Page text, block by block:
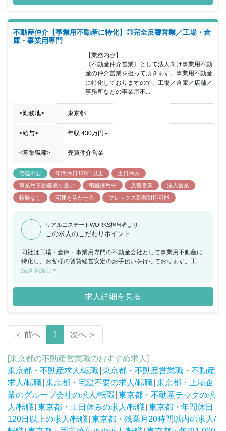
し、さらなる成長に向けてご活躍いただける方を歓迎いたします。
せ頂いたお客様へのアポイント取得までをお任せし、あとは先輩・
上司のサポートを受けながら業務を覚えていただきます。経験者の
ある方は、思う存分にスキルを発揮できる環境をご用意し、入社時
点から重要ポジションをお任せすることも可能です。同社ならでは
の仕事の喜びを、ぜひ味わってください。
不動産仲介【事業用不動産に特化】◎完全反響営業／工場・倉
庫・事業用専門
【業務内容】
《不動産仲介営業》として法人向け事業用不動
産の仲介営業を担って頂きます。事業用不動産
に特化しておりますので、工場／倉庫／店舗／
事務所などの事業用不...
<勤務地> 東京都
<給与> 年収 430万円 ～
<募集職種> 売買仲介営業
宅建不要 年間休日120日以上
土日休み
事業用不動産取り扱い
積極採用中 反響営業
法人営業
転勤なし
宅建を活かせる フレックス勤務対応可能
リアルエステートWORKS担当者より
この求人のこだわりポイント
同社は工場・倉庫・事業用専門の不動産会社として事業用不動産に
特化し、お客様の賃貸経営安定のお手伝いを行っております。工
場・倉庫・事業用の物件に特化することで、現在では管理戸数も順
の管理戸数を誇っています。工場・倉庫を専門に取り扱っている会
社は多くはなく、競合する会社も少ないことから安定的な収益基盤
を確保し成長を続けています。タープグループとして、工場・倉
おり、今後も会社としての成長も見込めます。同ポジションでは、
賃貸・売買などで部署は分けておらず幅広い業務を経験することが
可能となっており、総合的なスキルを身につけることが出来、キャ
リアアップも可能です。安定的な収入確保（月給33万～）に加え、
法人営業メインになりますので土日祝日もお休みとなります。フレ
ックスタイム制も順次導入（月曜日・金曜日）を進めており、仕事
のやりがいだけではなく働きやすい環境も整えておりますので、長
期的に腰を据えてご勤務頂くことが可能です。
続きを読む >
求人詳細を見る
＜ 前へ 1 次へ ＞
[東京都の不動産営業職のおすすめ求人]
東京都・不動産求人/転職 東京都・不動産営業職・不動産
求人/転職 東京都・宅建不要の求人/転職 東京都・上場企
業のグループ会社の求人/転職 東京都・不動産テックの求
人/転職 東京都・土日休みの求人/転職 東京都・年間休日
120日以上の求人/転職 東京都・残業月20時間以内の求人/